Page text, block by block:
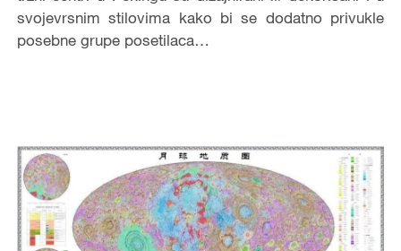
svojevrsnim stilovima kako bi se dodatno privukle
posebne grupe posetilaca…